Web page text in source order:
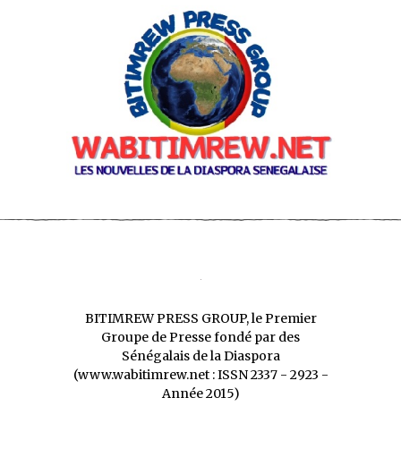
BITIMREW PRESS GROUP, le Premier
Groupe de Presse fondé par des
Sénégalais de la Diaspora
(www.wabitimrew.net : ISSN 2337 - 2923 -
Année 2015)